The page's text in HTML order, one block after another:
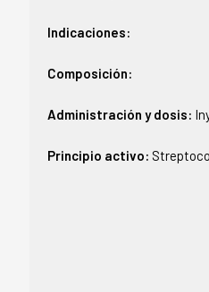
Indicaciones:
Composición:
Administración y dosis:
Principio activo: